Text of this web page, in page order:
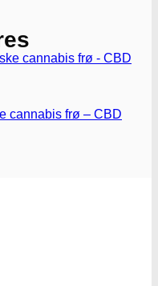
cannabis frø – CBD